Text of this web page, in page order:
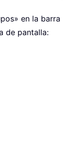
en la barra
de pantalla: